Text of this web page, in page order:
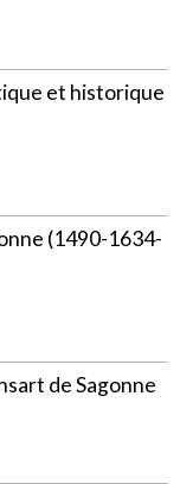
et historique
(1490-1634-
de Sagonne